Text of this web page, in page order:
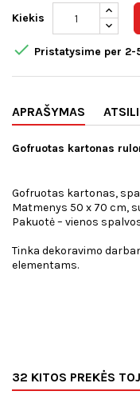
Kiekis
 Pristatysime per 2-
APRAŠYMAS
Gofruotas kartonas
Gofruotas kartonas,
Matmenys 50 x 70 cm,
Pakuotė – vienos
Tinka dekoravimo
elementams.
32 KITOS PREKĖS